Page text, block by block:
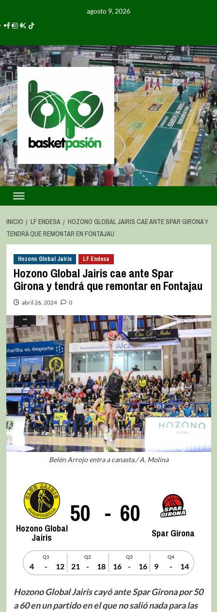
agosto 9, 2026
INICIO LF ENDESA
HOZONO GLOBAL JAIRIS CAE ANTE SPAR GIRONA Y
TENDRÁ QUE REMONTAR EN FONTAJAU
Hozono Global Jairis LF Endesa
Hozono Global Jairis cae ante Spar
Girona y tendrá que remontar en Fontajau
abril 26, 2024 0
Belén Arrojo entra a canasta./ A. Molina
Hozono Global
Jairis
50 - 60
Spar Girona
Q1
4 - 12
Q2
21 - 18
Q3
16 - 16
Q4
9 - 14
Hozono Global Jairis cayó ante Spar Girona por 50
a 60 en un partido en el que no salió nada para las